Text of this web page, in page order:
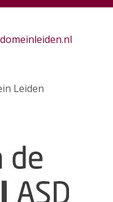
Leiden